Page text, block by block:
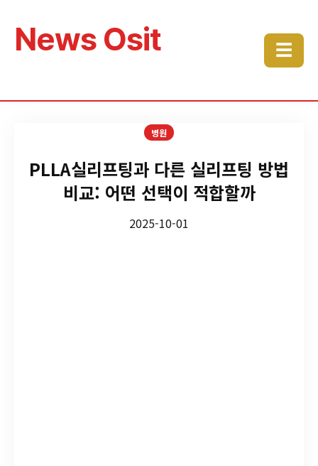
News Osit ☰
병원
PLLA실리프팅과 다른 실리프팅 방법
비교: 어떤 선택이 적합할까
2025-10-01